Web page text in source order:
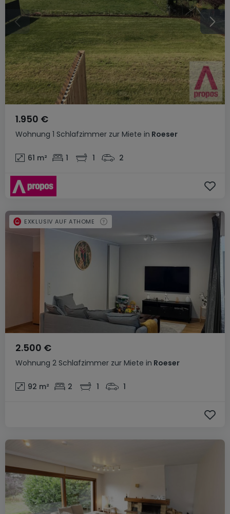
Wohnung 1 Schlafzimmer zur Miete in Roeser
1.950 €
61 m² 1 1 2
Wohnung 2 Schlafzimmer zur Miete in Roeser
2.500 €
92 m² 2 1 1
EXKLUSIV AUF ATHOME